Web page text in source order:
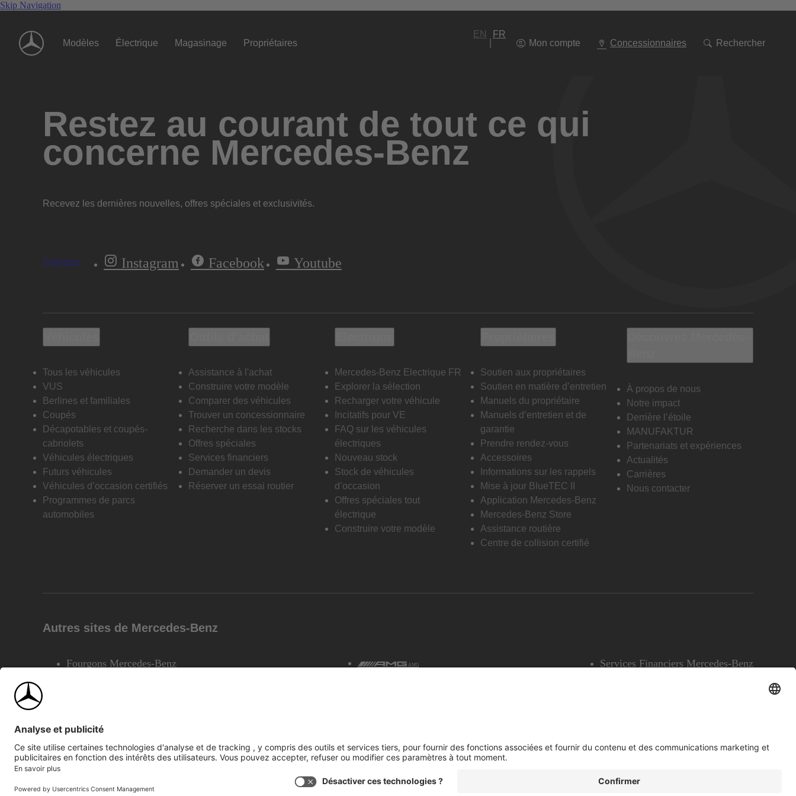
Skip Navigation
Modèles Électrique Magasinage Propriétaires
EN
FR
Mon compte
Concessionnaires Rechercher
à
Restez au courant de tout ce qui
concerne Mercedes-Benz
Recevez les dernières nouvelles, offres spéciales et exclusivités.
S'abonner Instagram Facebook Youtube
Tous les véhicules
VUS
Berlines et familiales
Coupés
Décapotables et coupés-
cabriolets
Véhicules électriques
Futurs véhicules
Véhicules d’occasion certifiés
Programmes de parcs
automobiles
Assistance à l'achat
Construire votre modèle
Comparer des véhicules
Trouver un concessionnaire
Recherche dans les stocks
Offres spéciales
Services financiers
Demander un devis
Réserver un essai routier
Mercedes-Benz Electrique FR
Explorer la sélection
Recharger votre véhicule
Incitatifs pour VE
FAQ sur les véhicules
électriques
Nouveau stock
Stock de véhicules
d’occasion
Offres spéciales tout
électrique
Construire votre modèle
Soutien aux propriétaires
Soutien en matière d’entretien
Manuels du propriétaire
Manuels d’entretien et de
garantie
Prendre rendez-vous
Accessoires
Informations sur les rappels
Mise à jour BlueTEC II
Application Mercedes-Benz
Mercedes-Benz Store
Assistance routière
Centre de collision certifié
À propos de nous
Notre impact
Derrière l’étoile
MANUFAKTUR
Partenariats et expériences
Actualités
Carrières
Nous contacter
Autres sites de Mercedes-Benz
Fourgons Mercedes-Benz AMG Services Financiers Mercedes-Benz
©2026 Mercedes-Benz Canada Inc.